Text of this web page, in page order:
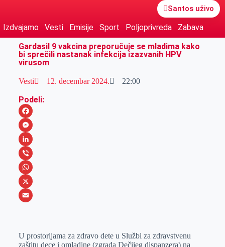
Santos uživo
Izdvajamo Vesti Emisije Sport Poljoprivreda
Zabava
Gardasil 9 vakcina preporučuje se mladima kako
bi sprečili nastanak infekcija izazvanih HPV
virusom
Vesti 12. decembar 2024. 22:00
Podeli:
F
a
c
e
b
o
M
e
s
s
e
e
L
i
n
k
I
V
i
b
W
h
s
X
a
U prostorijama za zdravo dete u Službi za zdravstvenu
zaštitu dece i omladine (zgrada Dečijeg dispanzera) na